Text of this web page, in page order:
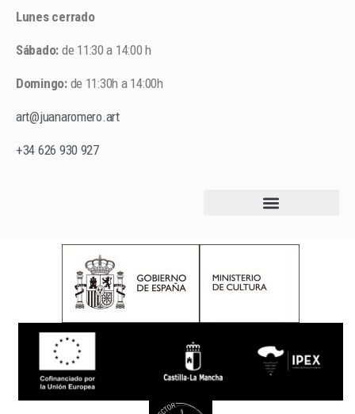
Lunes cerrado
Sábado: de 11:30 a 14:00 h
Domingo:de 11:30h a 14:00h
art@juanaromero.art
+34 626 930 927